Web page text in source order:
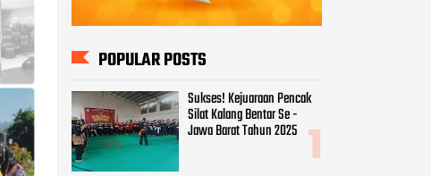
POPULAR POSTS
Sukses! Kejuaraan Pencak
Silat Kalang Bentar Se -
Jawa Barat Tahun 2025